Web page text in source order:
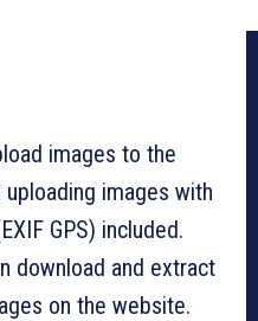
images to the
images with
GPS) included.
download and extract
on the website.